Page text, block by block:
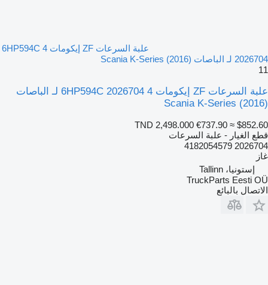
علبة السرعات ZF إيكومات 4 6HP594C
2026704 لـ الباصات Scania K-Series (2016)
11
علبة السرعات ZF إيكومات 4 6HP594C 2026704 لـ الباصات
Scania K-Series (2016)
TND 2,498.000 €737.90 ≈ $852.60
قطع الغيار - علبة السرعات
2026704 4182054579
غاز
إستونيا، Tallinn
TruckParts Eesti OÜ
الاتصال بالبائع